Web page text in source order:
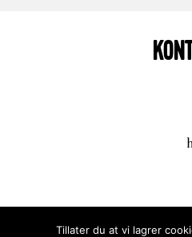
Tillater du at vi lagrer